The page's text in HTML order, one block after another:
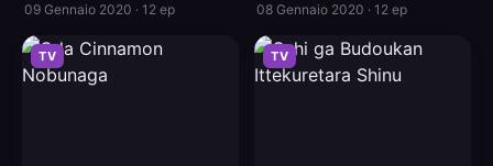
09 Gennaio 2020 · 12 ep 08 Gennaio 2020 · 12 ep
TV TV